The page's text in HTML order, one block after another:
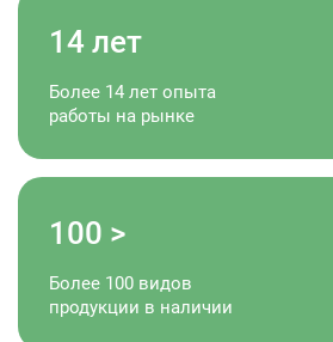
14 лет
Более 14 лет опыта
работы на рынке
100 >
Более 100 видов
продукции в наличии